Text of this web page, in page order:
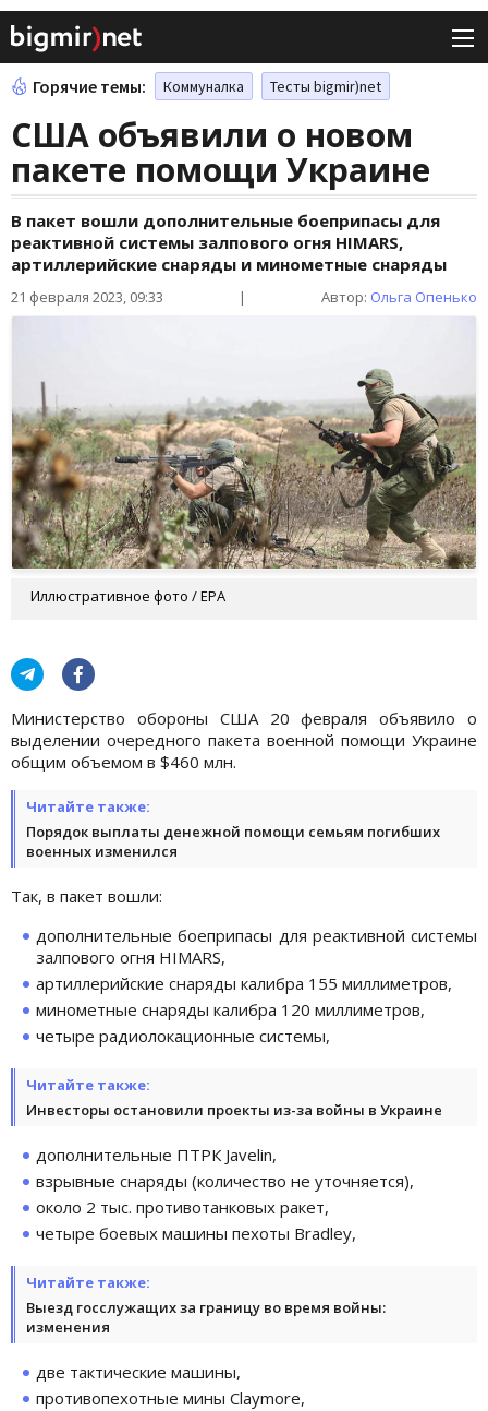
Горячие темы: Коммуналка Тесты bigmir)net
США объявили о новом
пакете помощи Украине
В пакет вошли дополнительные боеприпасы для
реактивной системы залпового огня HIMARS,
артиллерийские снаряды и минометные снаряды
21 февраля 2023, 09:33 | Автор: Ольга Опенько
Иллюстративное фото / EPA
Министерство обороны США 20 февраля объявило о
выделении очередного пакета военной помощи Украине
общим объемом в $460 млн.
Читайте также:
Порядок выплаты денежной помощи семьям погибших
военных изменился
Так, в пакет вошли:
дополнительные боеприпасы для реактивной системы
залпового огня HIMARS,
артиллерийские снаряды калибра 155 миллиметров,
минометные снаряды калибра 120 миллиметров,
четыре радиолокационные системы,
Читайте также:
Инвесторы остановили проекты из-за войны в Украине
дополнительные ПТРК Javelin,
взрывные снаряды (количество не уточняется),
около 2 тыс. противотанковых ракет,
четыре боевых машины пехоты Bradley,
Читайте также:
Выезд госслужащих за границу во время войны:
изменения
две тактические машины,
противопехотные мины Claymore,